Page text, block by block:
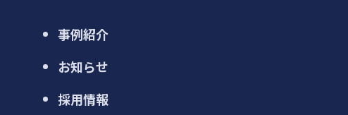
事例紹介
お知らせ
採用情報